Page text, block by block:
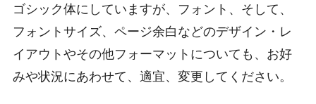
ゴシック体にしていますが、フォント、そして、
フォントサイズ、ページ余白などのデザイン・レ
イアウトやその他フォーマットについても、お好
みや状況にあわせて、適宜、変更してください。